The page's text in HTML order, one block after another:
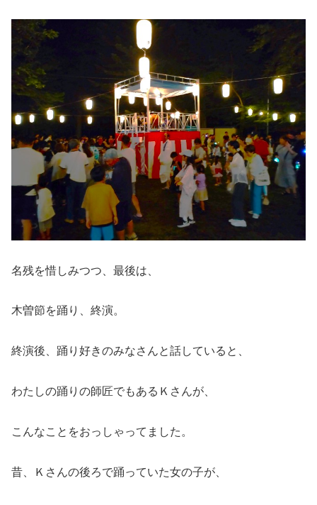
名残を惜しみつつ、最後は、
木曽節を踊り、終演。
終演後、踊り好きのみなさんと話していると、
わたしの踊りの師匠でもあるＫさんが、
こんなことをおっしゃってました。
昔、Ｋさんの後ろで踊っていた女の子が、